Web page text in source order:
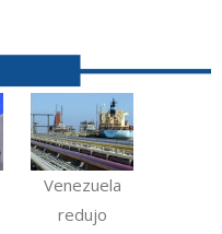
Venezuela
redujo